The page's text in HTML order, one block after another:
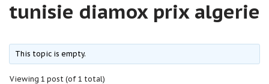
tunisie diamox prix algerie
This topic is empty.
Viewing 1 post (of 1 total)